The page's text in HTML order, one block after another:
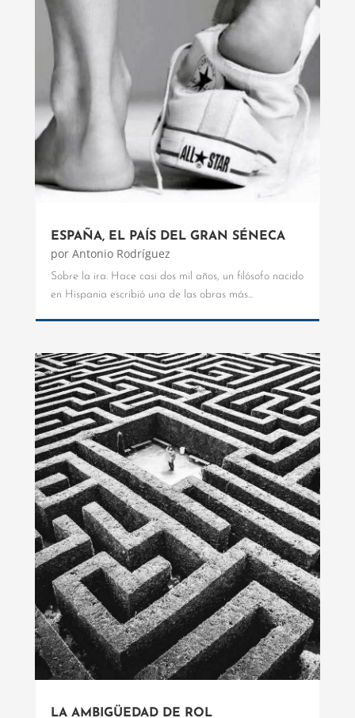
ESPAÑA, EL PAÍS DEL GRAN SÉNECA
por Antonio Rodríguez
Sobre la ira. Hace casi dos mil años, un filósofo nacido
en Hispania escribió una de las obras más...
LA AMBIGÜEDAD DE ROL